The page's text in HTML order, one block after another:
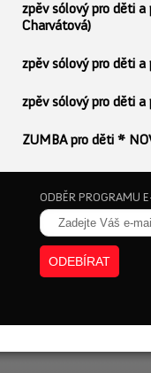
zpěv sólový pro děti a
Charvátová)
zpěv sólový pro děti
zpěv sólový pro děti a
ZUMBA pro děti *
ODBĚR PROGRAMU